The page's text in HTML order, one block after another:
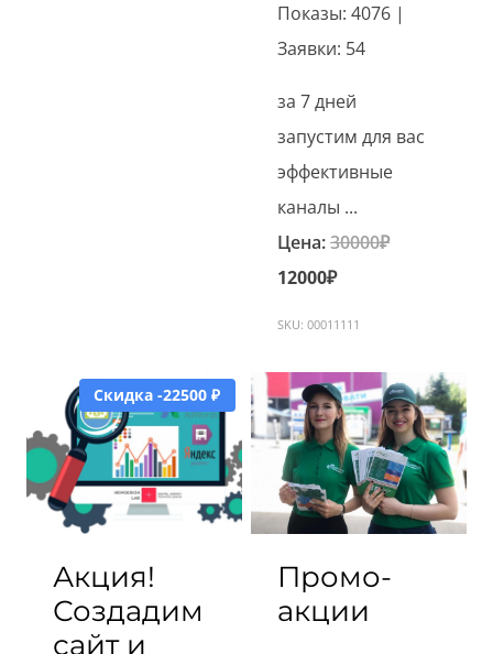
Показы: 4076 |
Заявки: 54
за 7 дней
запустим для вас
эффективные
каналы ...
Цена:30000₽
12000₽Текущая
SKU: 00011111
Скидка -22500 ₽
Акция!
Создадим
сайт и
Промо-
акции